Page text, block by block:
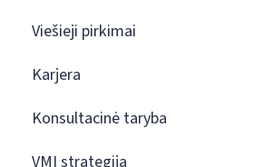
Viešieji pirkimai
Karjera
Konsultacinė taryba
VMI strategija